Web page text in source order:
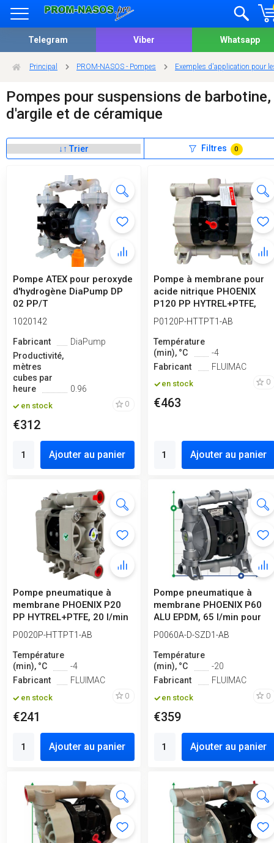
Telegram Viber Whatsapp
Principal PROM-NASOS - Pompes Exemples d'application pour
Pompes pour suspensions de barbotine,
d'argile et de céramique
Filtres 0
Pompe ATEX pour peroxyde
d'hydrogène DiaPump DP
02 PP/T
1020142
Fabricant
DiaPump
Productivité,
mètres
cubes par
heure
0.96
en stock 0
€312
Ajouter au panier
Pompe à membrane pour
acide nitrique PHOENIX
P120 PP HYTREL+PTFE,
120 l/min
P0120P-HTTPT1-AB
Température
(min), °C
-4
Fabricant
FLUIMAC
en stock 0
€463
Ajouter au panier
Pompe pneumatique à
membrane PHOENIX P20
PP HYTREL+PTFE, 20 l/min
pour acide
P0020P-HTTPT1-AB
Température
(min), °C
-4
Fabricant
FLUIMAC
en stock 0
€241
Ajouter au panier
Pompe pneumatique à
membrane PHOENIX P60
ALU EPDM, 65 l/min pour
colles PVAc
P0060A-D-SZD1-AB
Température
(min), °C
-20
Fabricant
FLUIMAC
en stock 0
€359
Ajouter au panier